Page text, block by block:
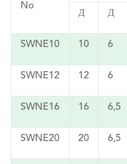
No
Д Д
SWNE10 10 6
SWNE12 12 6
SWNE16 16 6,5
SWNE20 20 6,5